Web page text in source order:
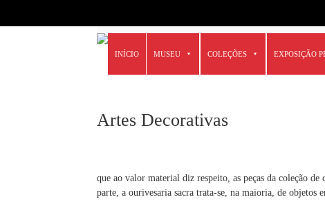
6666
content
INÍCIO MUSEU COLEÇÕES EXPOSIÇÃO
Artes Decorativas
que ao valor material diz respeito, as peças da coleção
parte, a ourivesaria sacra trata-se, na maioria, de objetos